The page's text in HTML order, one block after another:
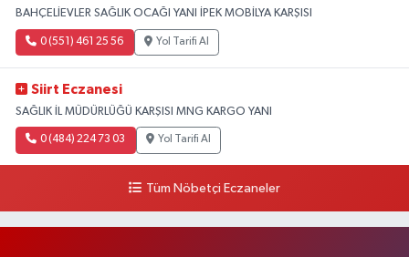
BAHÇELİEVLER SAĞLIK OCAĞI YANI İPEK MOBİLYA KARŞISI
0 (551) 461 25 56 Yol Tarifi Al
Siirt Eczanesi
SAĞLIK İL MÜDÜRLÜĞÜ KARŞISI MNG KARGO YANI
0 (484) 224 73 03 Yol Tarifi Al
Tüm Nöbetçi Eczaneler